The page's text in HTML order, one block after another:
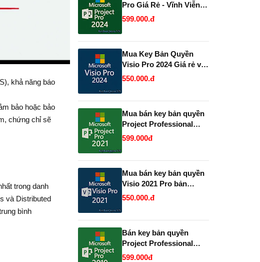
khả năng báo
bảo hoặc bảo
chứng chỉ sẽ
trong danh
và Distributed
bình
Pro Giá Rẻ - Vĩnh Viễn
và Uy Tín.
599.000.đ
Mua Key Bản Quyền
Visio Pro 2024 Giá rẻ và
Vĩnh Viễn, Uy Tín.
550.000.đ
Mua bán key bản quyền
Project Professional
2021 Vĩnh Viễn - Giá Rẻ.
599.000đ
Mua bán key bản quyền
Visio 2021 Pro bản
quyền uy tín.
550.000.đ
Bán key bản quyền
Project Professional
2019 và 2021 Full 32 và
599.000đ